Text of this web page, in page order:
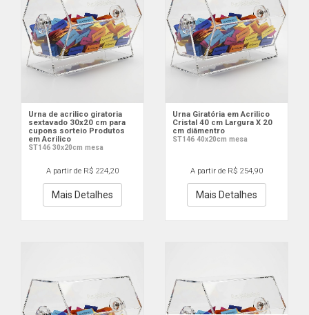
Urna de acrilico giratoria
sextavado 30x20 cm para
cupons sorteio Produtos
em Acrilico
ST146 30x20cm mesa
A partir de R$ 224,20
Mais Detalhes
Urna Giratória em Acrilico
Cristal 40 cm Largura X 20
cm diâmentro
ST146 40x20cm mesa
A partir de R$ 254,90
Mais Detalhes